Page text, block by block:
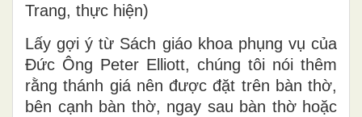
Trang, thực hiện)
Lấy gợi ý từ Sách giáo khoa phụng vụ của
Đức Ông Peter Elliott, chúng tôi nói thêm
rằng thánh giá nên được đặt trên bàn thờ,
bên cạnh bàn thờ, ngay sau bàn thờ hoặc